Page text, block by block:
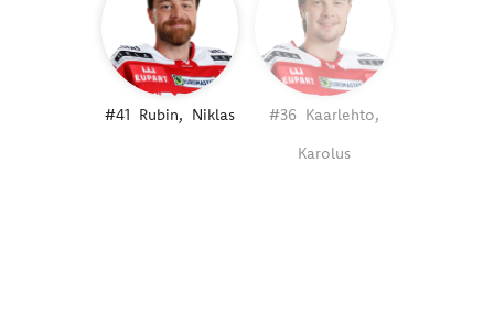
#41 Rubin, Niklas #36 Kaarlehto,
Karolus